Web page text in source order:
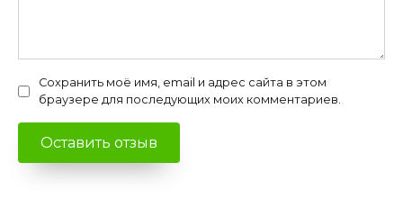
Сохранить моё имя, email и адрес сайта в этом
браузере для последующих моих комментариев.